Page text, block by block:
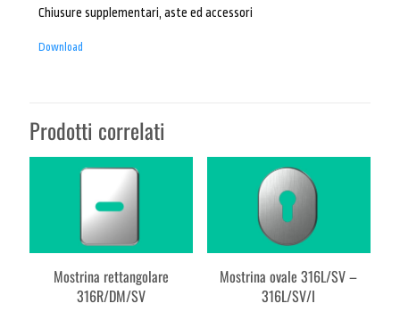
Chiusure supplementari, aste ed accessori
Download
Prodotti correlati
Mostrina rettangolare
316R/DM/SV
Mostrina ovale 316L/SV –
316L/SV/I